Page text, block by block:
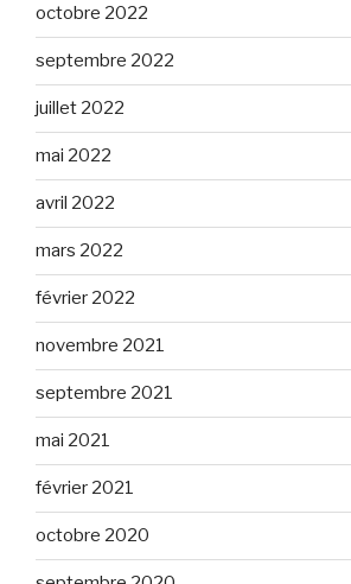
octobre 2022
septembre 2022
juillet 2022
mai 2022
avril 2022
mars 2022
février 2022
novembre 2021
septembre 2021
mai 2021
février 2021
octobre 2020